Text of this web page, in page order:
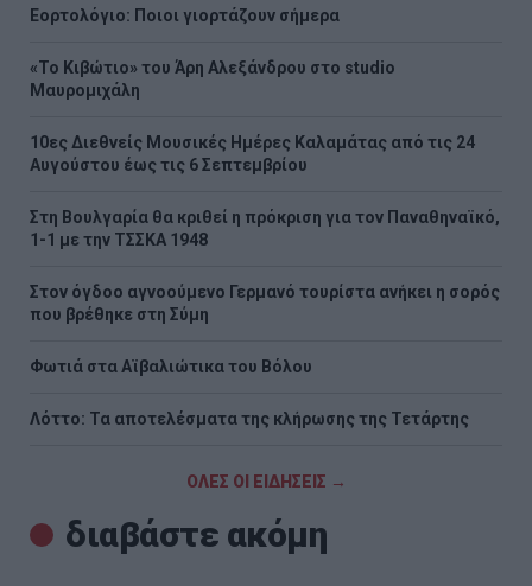
Εορτολόγιο: Ποιοι γιορτάζουν σήμερα
«Το Κιβώτιο» του Άρη Αλεξάνδρου στο studio
Μαυρομιχάλη
10ες Διεθνείς Μουσικές Ημέρες Καλαμάτας από τις 24
Αυγούστου έως τις 6 Σεπτεμβρίου
Στη Βουλγαρία θα κριθεί η πρόκριση για τον Παναθηναϊκό,
1-1 με την ΤΣΣΚΑ 1948
Στον όγδοο αγνοούμενο Γερμανό τουρίστα ανήκει η σορός
που βρέθηκε στη Σύμη
Φωτιά στα Αϊβαλιώτικα του Βόλου
Λόττο: Τα αποτελέσματα της κλήρωσης της Τετάρτης
ΟΛΕΣ ΟΙ ΕΙΔΗΣΕΙΣ →
διαβάστε ακόμη